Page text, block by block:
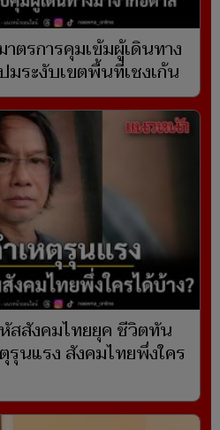
ตรการคุมเข้มผู้เดินทาง
ระงับเขตพื้นที่เชงเก้น
สสังคมไทยยุค ชีวิตทัน
รุนแรง สังคมไทยพึ่งใคร